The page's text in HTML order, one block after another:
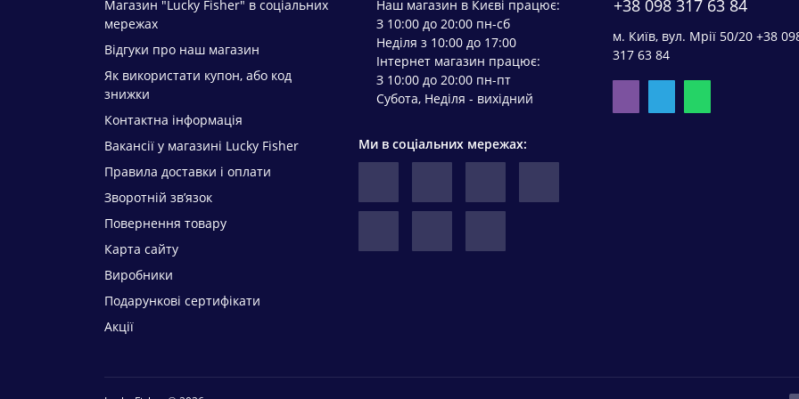
Магазин "Lucky Fisher" в соціальних
мережах
Відгуки про наш магазин
Як використати купон, або код
знижки
Контактна інформація
Вакансії у магазині Lucky Fisher
Правила доставки і оплати
Зворотній зв’язок
Повернення товару
Карта сайту
Виробники
Подарункові сертифікати
Акції
Наш магазин в Києві працює:
З 10:00 до 20:00 пн-сб
Неділя з 10:00 до 17:00
Інтернет магазин працює:
З 10:00 до 20:00 пн-пт
Субота, Неділя - вихідний
Ми в соціальних мережах:
+38 098 317 63 84
м. Київ, вул. Мрії 50/20 +38
317 63 84